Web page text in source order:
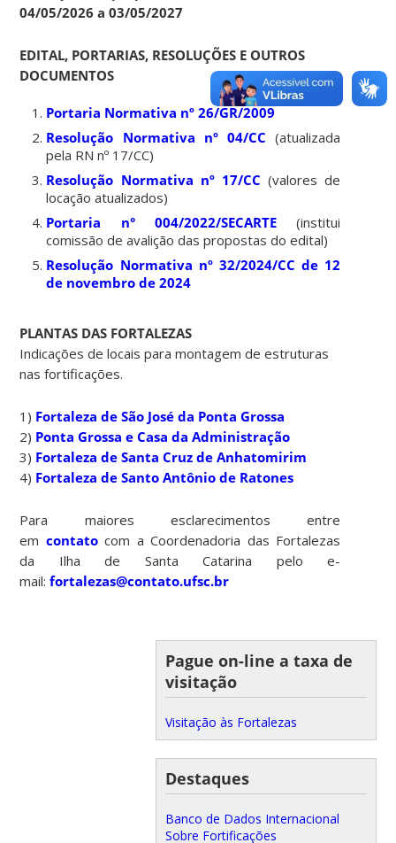
04/05/2026 a 03/05/2027
EDITAL, PORTARIAS, RESOLUÇÕES E OUTROS
DOCUMENTOS
Portaria Normativa nº 26/GR/2009
Resolução Normativa nº 04/CC (atualizada
pela RN nº 17/CC)
Resolução Normativa nº 17/CC (valores de
locação atualizados)
Portaria n° 004/2022/SECARTE(institui
comissão de avalição das propostas do edital)
Resolução Normativa nº 32/2024/CC de 12
de novembro de 2024
PLANTAS DAS FORTALEZAS
Indicações de locais para montagem de estruturas
nas fortificações.
1) Fortaleza de São José da Ponta Grossa
2) Ponta Grossa e Casa da Administração
3) Fortaleza de Santa Cruz de Anhatomirim
4) Fortaleza de Santo Antônio de Ratones
Para maiores esclarecimentos entre
em contatocom a Coordenadoria das Fortalezas
da Ilha de Santa Catarina pelo e-
mail:fortalezas@contato.ufsc.br
Pague on-line a taxa de
visitação
Visitação às Fortalezas
Destaques
Banco de Dados Internacional
Sobre Fortificações